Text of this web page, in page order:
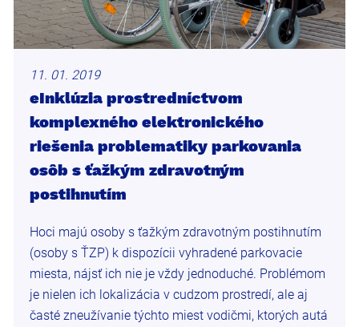
11. 01. 2019
eInklúzia prostredníctvom
komplexného elektronického
riešenia problematiky parkovania
osôb s ťažkým zdravotným
postihnutím
Hoci majú osoby s ťažkým zdravotným postihnutím
(osoby s ŤZP) k dispozícii vyhradené parkovacie
miesta, nájsť ich nie je vždy jednoduché. Problémom
je nielen ich lokalizácia v cudzom prostredí, ale aj
časté zneužívanie týchto miest vodičmi, ktorých autá